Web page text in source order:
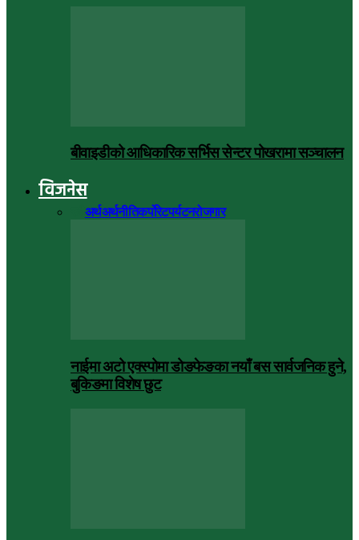
बीवाइडीको आधिकारिक सर्भिस सेन्टर पोखरामा सञ्चालन
विजनेस
अर्थअर्थनीतिकर्पोरेटपर्यटनरोजगार
नाईमा अटो एक्स्पोमा डोङफेङका नयाँ बस सार्वजनिक हुने,
बुकिङमा विशेष छुट